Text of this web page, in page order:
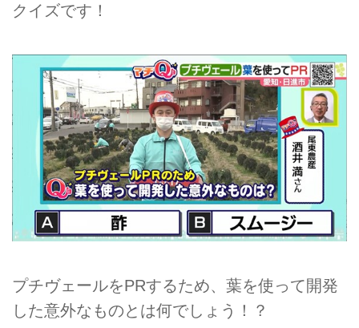
クイズです！
プチヴェールをPRするため、葉を使って開発
した意外なものとは何でしょう！？